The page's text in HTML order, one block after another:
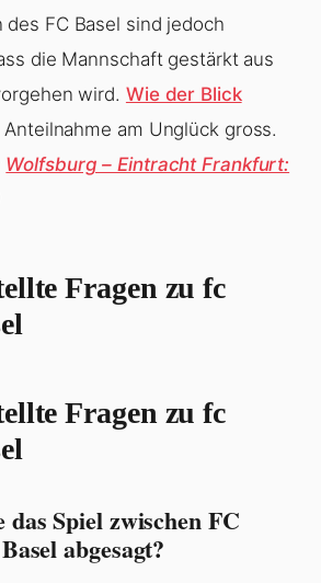
FC Basel sind jedoch
die Mannschaft gestärkt aus
wird. Wie der Blick
am Unglück gross.
Wolfsburg – Eintracht Frankfurt:
Fragen zu fc
Fragen zu fc
Spiel zwischen FC
abgesagt?